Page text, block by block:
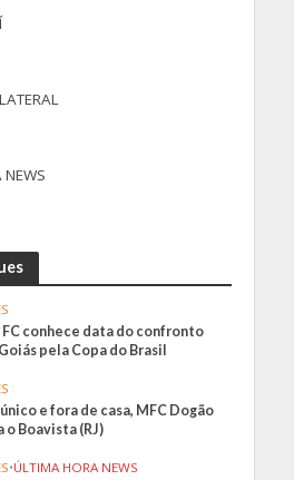
FC conhece data do confronto
pela Copa do Brasil
e fora de casa, MFC Dogão
o Boavista (RJ)
•ÚLTIMA HORA NEWS